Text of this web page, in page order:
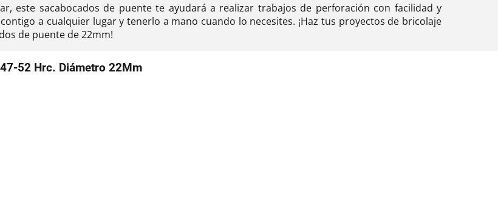
este sacabocados de puente te ayudará a realizar trabajos de perforación con facilidad y
a cualquier lugar y tenerlo a mano cuando lo necesites. ¡Haz tus proyectos de bricolaje
de puente de 22mm!
52 Hrc. Diámetro 22Mm